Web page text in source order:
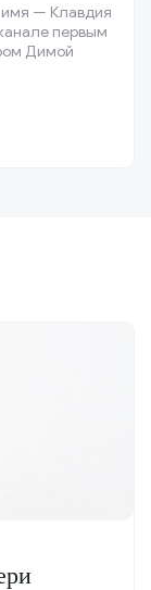
имя — Клавдия
первым
Димой